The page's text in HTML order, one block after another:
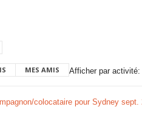
MES AMIS Afficher par activité:
colocataire pour Sydney sept.